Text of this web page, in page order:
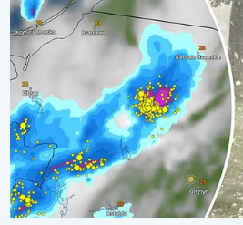
Hagel als tennisballen in Polen.